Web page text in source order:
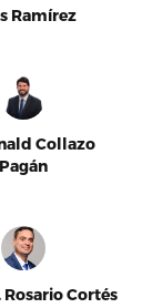
Ramírez
Collazo
Pagán
Rosario Cortés